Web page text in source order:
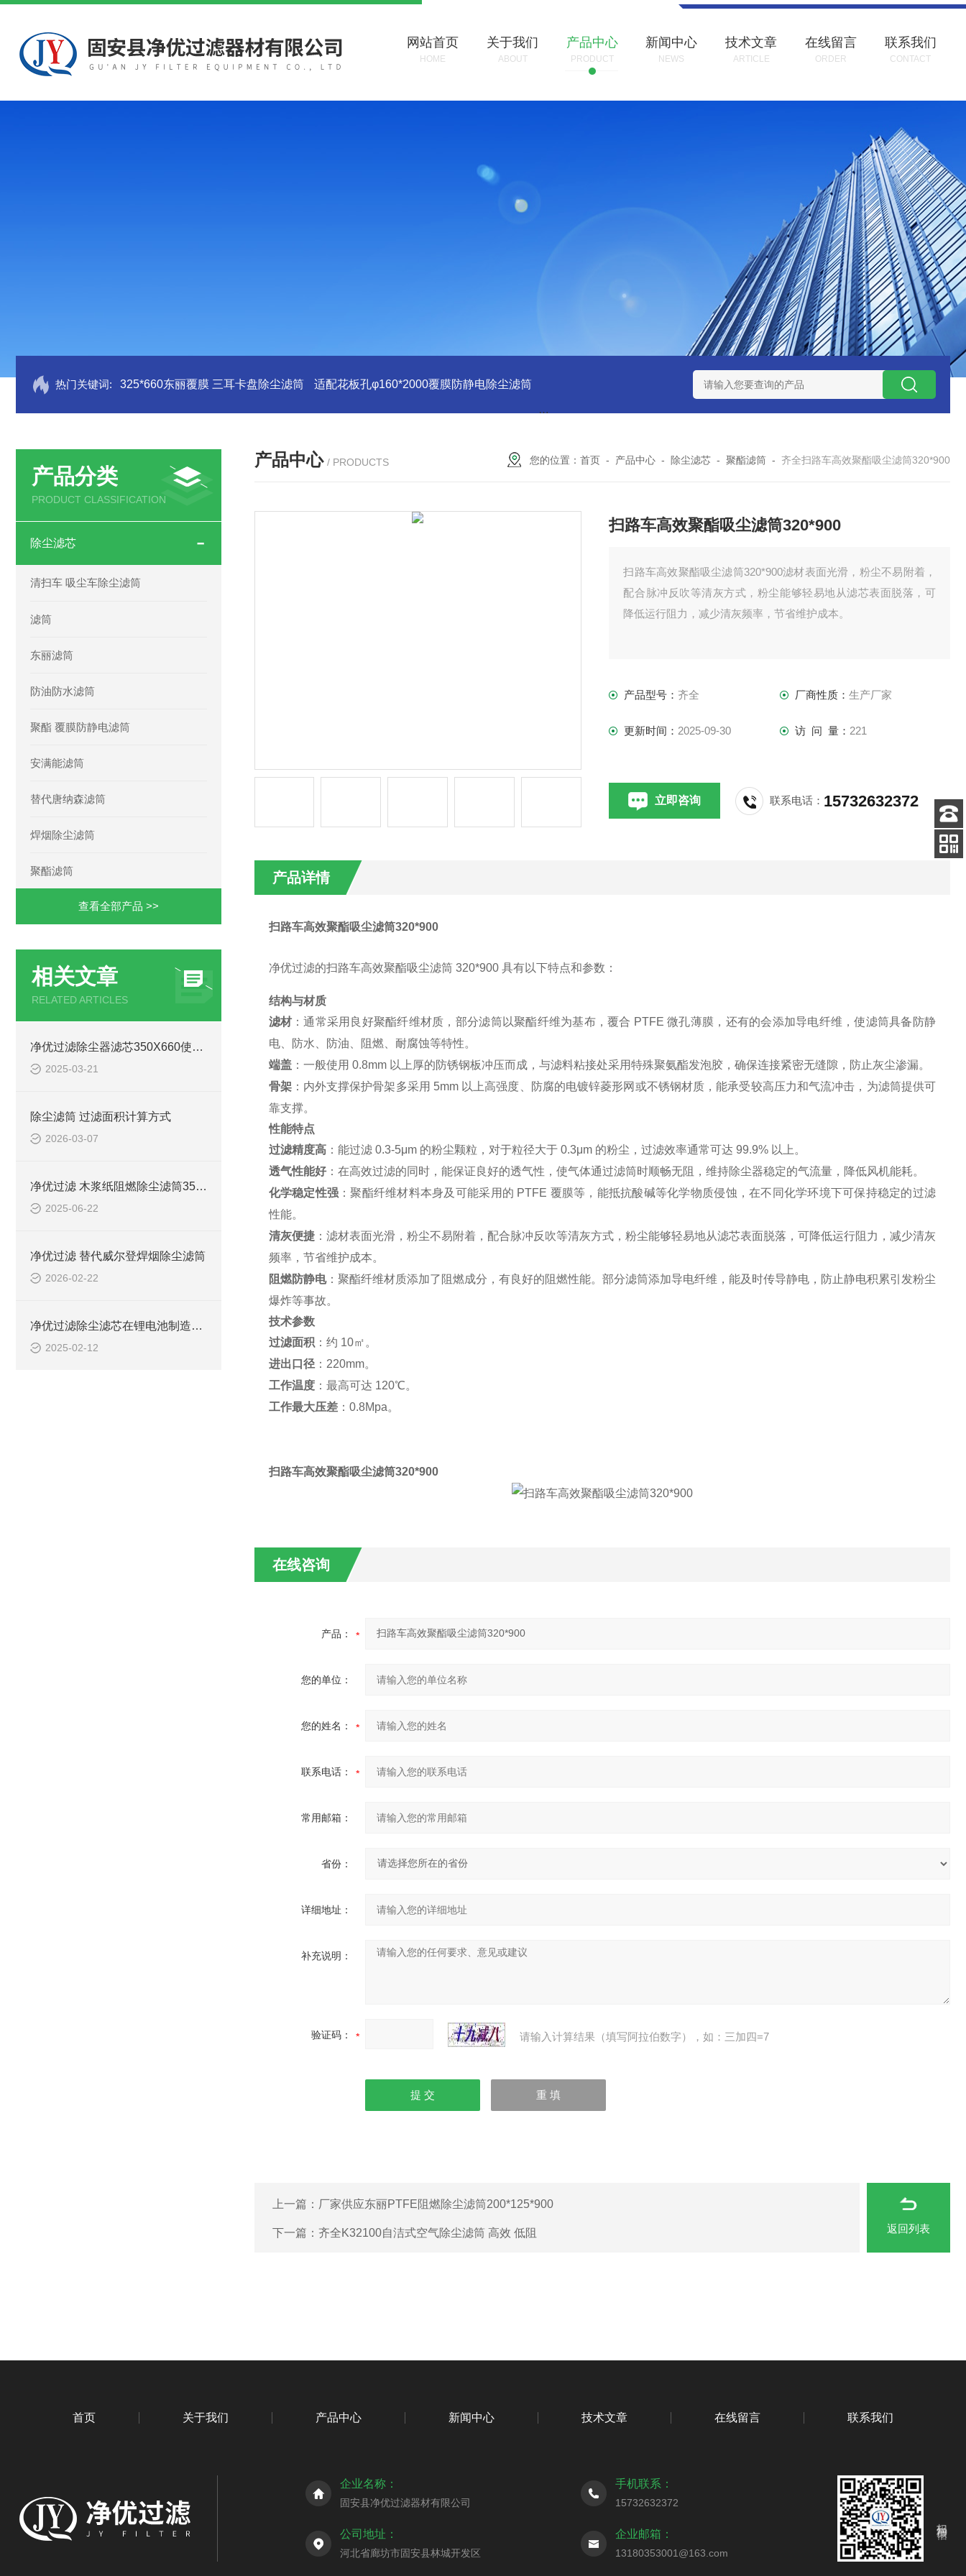
网站首页
HOME
关于我们
ABOUT
产品中心
PRODUCT
新闻中心
NEWS
技术文章
ARTICLE
在线留言
ORDER
联系我们
CONTACT
热门关键词: 325*660东丽覆膜 三耳卡盘除尘滤筒 适配花板孔φ160*2000覆膜防静电除尘滤筒 PU注胶 花板孔φ157*500防静电除尘滤芯 电焊车间 六耳快拆除尘滤筒 环保排放达
产品分类
PRODUCT CLASSIFICATION
除尘滤芯
清扫车 吸尘车除尘滤筒
滤筒
东丽滤筒
防油防水滤筒
聚酯 覆膜防静电滤筒
安满能滤筒
替代唐纳森滤筒
焊烟除尘滤筒
聚酯滤筒
查看全部产品 >>
相关文章
RELATED ARTICLES
净优过滤除尘器滤芯350X660使用说明
2025-03-21
除尘滤筒 过滤面积计算方式
2026-03-07
净优过滤 木浆纸阻燃除尘滤筒3566效率
2025-06-22
净优过滤 替代威尔登焊烟除尘滤筒
2026-02-22
净优过滤除尘滤芯在锂电池制造中的关键作用
2025-02-12
产品中心 / PRODUCTS 您的位置： 首页 - 产品中心 - 除尘滤芯 - 聚酯滤筒 - 齐全扫路车高效聚酯吸尘滤筒320*900
扫路车高效聚酯吸尘滤筒320*900
扫路车高效聚酯吸尘滤筒320*900滤材表面光滑，粉尘不易附着，
配合脉冲反吹等清灰方式，粉尘能够轻易地从滤芯表面脱落，可
降低运行阻力，减少清灰频率，节省维护成本。
产品型号： 齐全 厂商性质： 生产厂家
更新时间： 2025-09-30 访 问 量： 221
立即咨询 联系电话： 15732632372
产品详情
扫路车高效聚酯吸尘滤筒320*900
净优过滤的扫路车高效聚酯吸尘滤筒 320*900 具有以下特点和参数：
结构与材质
滤材 ：通常采用良好聚酯纤维材质，部分滤筒以聚酯纤维为基布，覆合 PTFE 微孔薄膜，还有的会添加导电纤维，使滤筒具备防静
电、防水、防油、阻燃、耐腐蚀等特性。
端盖：一般使用 0.8mm 以上厚的防锈钢板冲压而成，与滤料粘接处采用特殊聚氨酯发泡胶，确保连接紧密无缝隙，防止灰尘渗漏。
骨架：内外支撑保护骨架多采用 5mm 以上高强度、防腐的电镀锌菱形网或不锈钢材质，能承受较高压力和气流冲击，为滤筒提供可
靠支撑。
性能特点
过滤精度高：能过滤 0.3-5μm 的粉尘颗粒，对于粒径大于 0.3μm 的粉尘，过滤效率通常可达 99.9% 以上。
透气性能好：在高效过滤的同时，能保证良好的透气性，使气体通过滤筒时顺畅无阻，维持除尘器稳定的气流量，降低风机能耗。
化学稳定性强 ：聚酯纤维材料本身及可能采用的 PTFE 覆膜等，能抵抗酸碱等化学物质侵蚀，在不同化学环境下可保持稳定的过滤
性能。
清灰便捷：滤材表面光滑，粉尘不易附着，配合脉冲反吹等清灰方式，粉尘能够轻易地从滤芯表面脱落，可降低运行阻力，减少清灰
频率，节省维护成本。
阻燃防静电：聚酯纤维材质添加了阻燃成分，有良好的阻燃性能。部分滤筒添加导电纤维，能及时传导静电，防止静电积累引发粉尘
爆炸等事故。
技术参数
过滤面积：约 10㎡。
进出口径：220mm。
工作温度：最高可达 120℃。
工作最大压差：0.8Mpa。
扫路车高效聚酯吸尘滤筒320*900
在线咨询
产品：
您的单位：
您的姓名：
联系电话：
常用邮箱：
省份：
详细地址：
补充说明：
验证码： 请输入计算结果（填写阿拉伯数字），如：三加四=7
上一篇： 厂家供应东丽PTFE阻燃除尘滤筒200*125*900
下一篇： 齐全K32100自洁式空气除尘滤筒 高效 低阻 返回列表
首页 关于我们 产品中心 新闻中心 技术文章 在线留言 联系我们
企业名称：
固安县净优过滤器材有限公司
手机联系：
15732632372
公司地址：
河北省廊坊市固安县林城开发区
企业邮箱：
13180353001@163.com
客服
电话